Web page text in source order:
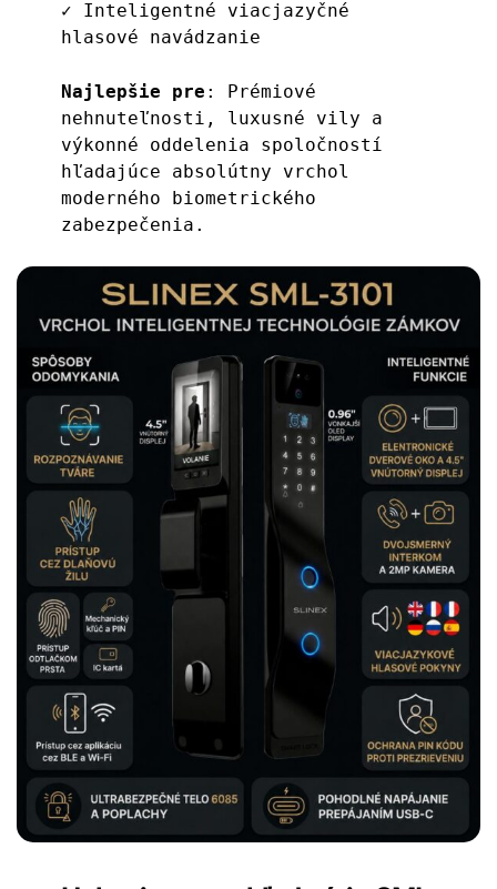
✓ Inteligentné viacjazyčné
hlasové navádzanie
Najlepšie pre : Prémiové
nehnuteľnosti, luxusné vily a
výkonné oddelenia spoločností
hľadajúce absolútny vrchol
moderného biometrického
zabezpečenia.